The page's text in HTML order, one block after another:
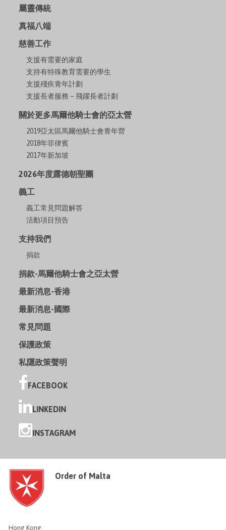
屬靈傳統
真福八端
慈善工作
支援有需要的家庭
支持有特殊教育需要的學生
支援殘疾青年計劃
支援長者服務 – 飛躍長者計劃
關於更多馬爾他騎士會的亞太營
2019亞太區馬爾他騎士會青年營
2018年菲律賓
2017年新加坡
2026年度露德朝聖團
義工
義工常見問題解答
活動項目預告
支持我們
捐款
捐款-馬爾他騎士會之亞太營
最新消息-香港
最新消息-國際
常見問題
保護政策
私隱政策聲明
FACEBOOK
LINKEDIN
INSTAGRAM
Order of Malta
Hong Kong